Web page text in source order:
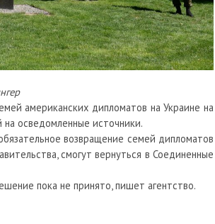
американских дипломатов на Украине на
на осведомленные источники.
возвращение семей дипломатов
смогут вернуться в Соединенные
пока не принято, пишет агентство.